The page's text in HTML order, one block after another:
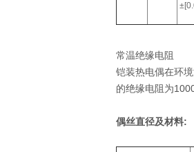
常温绝缘电阻
铠装热电偶在环
的绝缘电阻为
偶丝直径及材料: